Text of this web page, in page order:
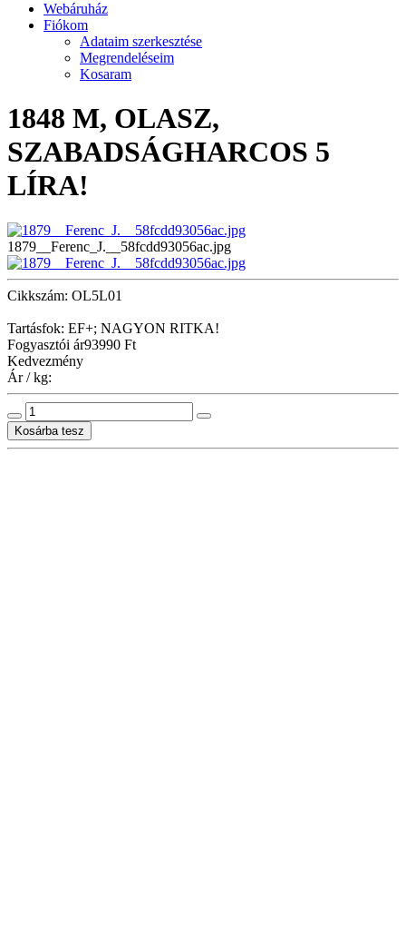
Webáruház
Fiókom
Adataim szerkesztése
Megrendeléseim
Kosaram
1848 M, OLASZ,
SZABADSÁGHARCOS 5
LÍRA!
1879__Ferenc_J.__58fcdd93056ac.jpg
Cikkszám: OL5L01
Tartásfok: EF+; NAGYON RITKA!
Fogyasztói ár93990 Ft
Kedvezmény
Ár / kg: